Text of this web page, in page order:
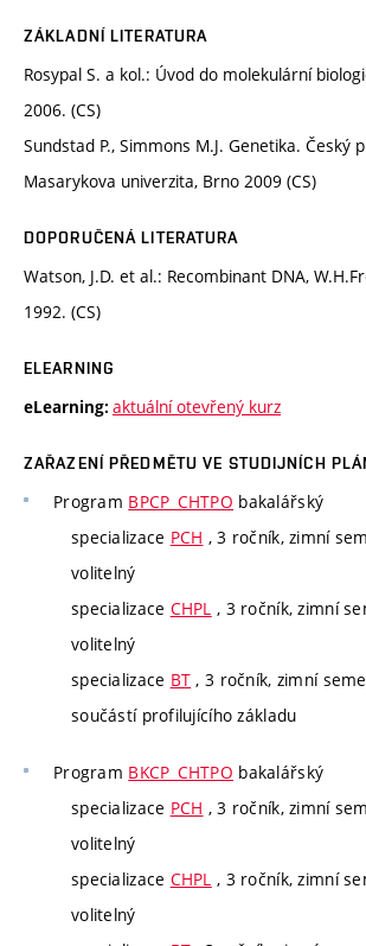
ZÁKLADNÍ LITERATURA
Rosypal S. a kol.: Úvod do molekulární
2006. (CS)
Sundstad P., Simmons M.J. Genetika. Český
Masarykova univerzita, Brno 2009 (CS)
DOPORUČENÁ LITERATURA
Watson, J.D. et al.: Recombinant DNA,
1992. (CS)
ELEARNING
eLearning: aktuální otevřený kurz
ZAŘAZENÍ PŘEDMĚTU VE STUDIJNÍCH
Program BPCP_CHTPO bakalářský
specializace PCH , 3 ročník, zimní
volitelný
specializace CHPL , 3 ročník, zimní
volitelný
specializace BT , 3 ročník, zimní
součástí profilujícího základu
Program BKCP_CHTPO bakalářský
specializace PCH , 3 ročník, zimní
volitelný
specializace CHPL , 3 ročník, zimní
volitelný